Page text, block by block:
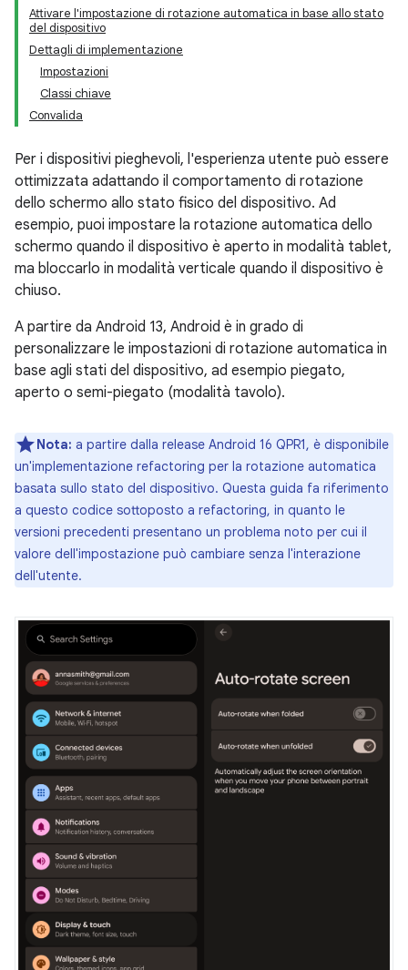
Attivare l'impostazione di rotazione automatica in base allo stato
del dispositivo
Dettagli di implementazione
Impostazioni
Classi chiave
Convalida
Per i dispositivi pieghevoli, l'esperienza utente può essere
ottimizzata adattando il comportamento di rotazione
dello schermo allo stato fisico del dispositivo. Ad
esempio, puoi impostare la rotazione automatica dello
schermo quando il dispositivo è aperto in modalità tablet,
ma bloccarlo in modalità verticale quando il dispositivo è
chiuso.
A partire da Android 13, Android è in grado di
personalizzare le impostazioni di rotazione automatica in
base agli stati del dispositivo, ad esempio piegato,
aperto o semi-piegato (modalità tavolo).
Nota: a partire dalla release Android 16 QPR1, è disponibile
un'implementazione refactoring per la rotazione automatica
basata sullo stato del dispositivo. Questa guida fa riferimento
a questo codice sottoposto a refactoring, in quanto le
versioni precedenti presentano un problema noto per cui il
valore dell'impostazione può cambiare senza l'interazione
dell'utente.